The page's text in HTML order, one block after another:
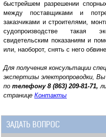
быстрейшем разрешении
между поставщиками и
заказчиками и строителями,
судопроизводстве такая
свидетельским показаниям и
или, наоборот, снять с него
Для получения консультации
экспертизы электропроводки,
по телефону 8 (863) 209-81-71,
странице Контакты
ЗАДАТЬ ВОПРОС